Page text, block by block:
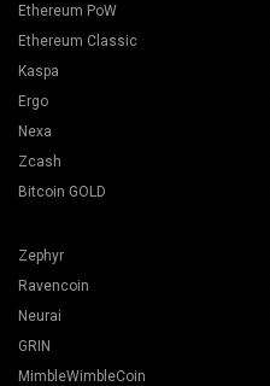
Ethereum PoW
Ethereum Classic
Kaspa
Ergo
Nexa
Zcash
Bitcoin GOLD
Zephyr
Ravencoin
Neurai
GRIN
MimbleWimbleCoin